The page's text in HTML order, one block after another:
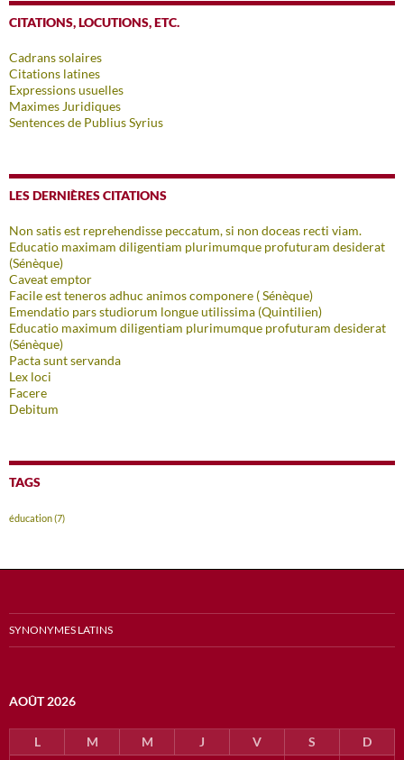
CITATIONS, LOCUTIONS, ETC.
Cadrans solaires
Citations latines
Expressions usuelles
Maximes Juridiques
Sentences de Publius Syrius
LES DERNIÈRES CITATIONS
Non satis est reprehendisse peccatum, si non doceas recti viam.
Educatio maximam diligentiam plurimumque profuturam desiderat
(Sénèque)
Caveat emptor
Facile est teneros adhuc animos componere ( Sénèque)
Emendatio pars studiorum longue utilissima (Quintilien)
Educatio maximum diligentiam plurimumque profuturam desiderat
(Sénèque)
Pacta sunt servanda
Lex loci
Facere
Debitum
TAGS
éducation(7)
SYNONYMES LATINS
AOÛT 2026
L M M J V S D